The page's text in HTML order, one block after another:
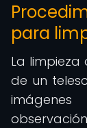
para
La
de un